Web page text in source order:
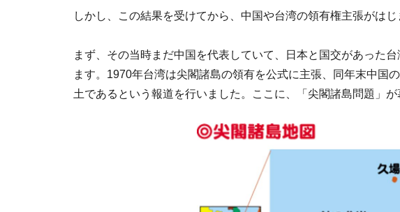
しかし、この結果を受けてから、中国や台湾の領有権主張がはじ
まず、その当時まだ中国を代表していて、日本と国交があった
ます。1970年台湾は尖閣諸島の領有を公式に主張、同年末中国
土であるという報道を行いました。ここに、「尖閣諸島問題」が